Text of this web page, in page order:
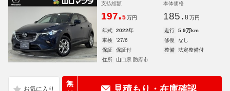
支払総額
197.5 万円
本体価格
185. 8 万円
年式 2022年 走行
5.9万km
車検
'27/6 修復
なし
保証
保証付 整備
法定整備付
住所
山口県 防府市
無